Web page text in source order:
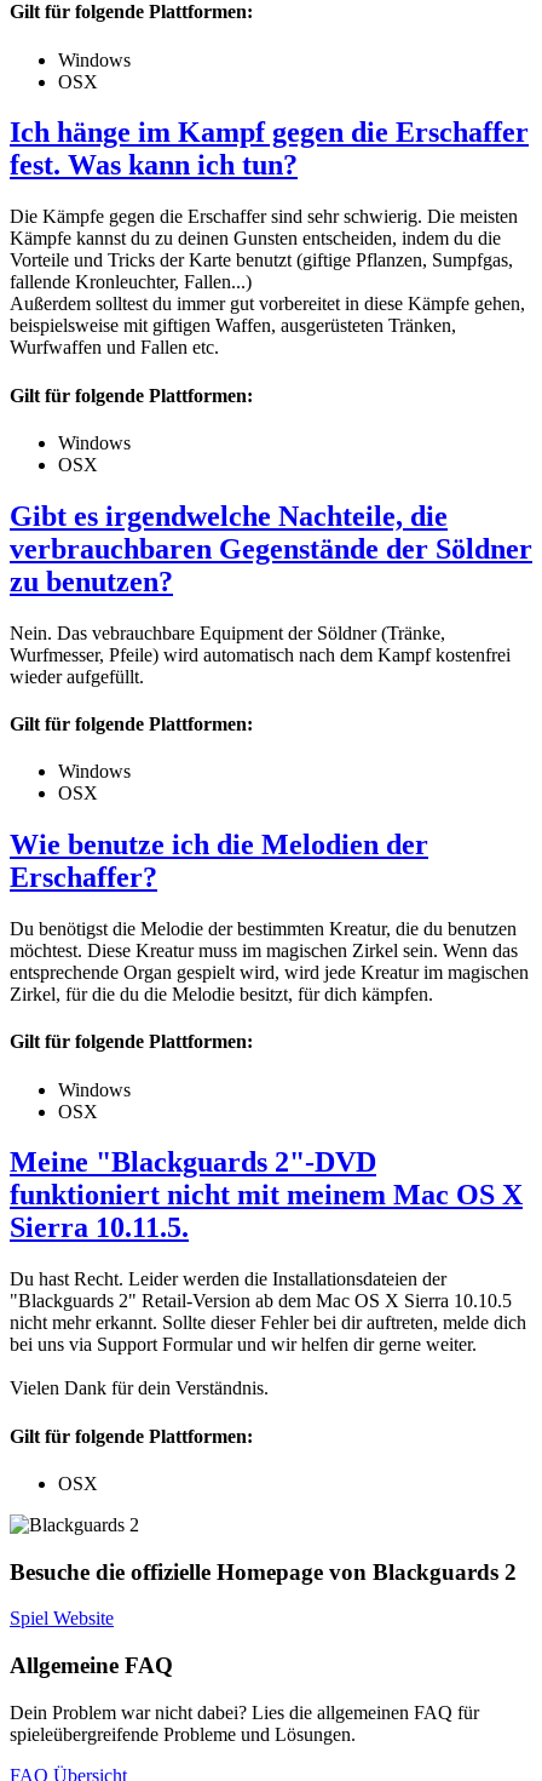
Gilt für folgende Plattformen:
Windows
OSX
Ich hänge im Kampf gegen die Erschaffer
fest. Was kann ich tun?
Die Kämpfe gegen die Erschaffer sind sehr schwierig. Die meisten
Kämpfe kannst du zu deinen Gunsten entscheiden, indem du die
Vorteile und Tricks der Karte benutzt (giftige Pflanzen, Sumpfgas,
fallende Kronleuchter, Fallen...)
Außerdem solltest du immer gut vorbereitet in diese Kämpfe gehen,
beispielsweise mit giftigen Waffen, ausgerüsteten Tränken,
Wurfwaffen und Fallen etc.
Gilt für folgende Plattformen:
Windows
OSX
Gibt es irgendwelche Nachteile, die
verbrauchbaren Gegenstände der Söldner
zu benutzen?
Nein. Das vebrauchbare Equipment der Söldner (Tränke,
Wurfmesser, Pfeile) wird automatisch nach dem Kampf kostenfrei
wieder aufgefüllt.
Gilt für folgende Plattformen:
Windows
OSX
Wie benutze ich die Melodien der
Erschaffer?
Du benötigst die Melodie der bestimmten Kreatur, die du benutzen
möchtest. Diese Kreatur muss im magischen Zirkel sein. Wenn das
entsprechende Organ gespielt wird, wird jede Kreatur im magischen
Zirkel, für die du die Melodie besitzt, für dich kämpfen.
Gilt für folgende Plattformen:
Windows
OSX
Meine "Blackguards 2"-DVD
funktioniert nicht mit meinem Mac OS X
Sierra 10.11.5.
Du hast Recht. Leider werden die Installationsdateien der
"Blackguards 2" Retail-Version ab dem Mac OS X Sierra 10.10.5
nicht mehr erkannt. Sollte dieser Fehler bei dir auftreten, melde dich
bei uns via Support Formular und wir helfen dir gerne weiter.
Vielen Dank für dein Verständnis.
Gilt für folgende Plattformen:
OSX
Besuche die offizielle Homepage von Blackguards 2
Spiel Website
Allgemeine FAQ
Dein Problem war nicht dabei? Lies die allgemeinen FAQ für
spieleübergreifende Probleme und Lösungen.
FAQ Übersicht